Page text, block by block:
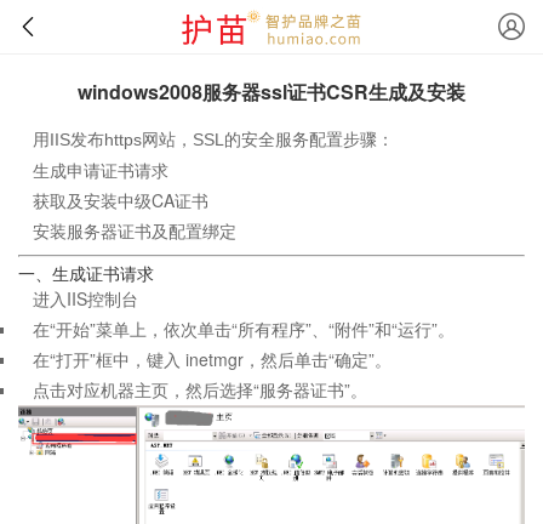
windows2008服务器ssl证书CSR生成及安装
用IIS发布https网站，SSL的安全服务配置步骤：
生成申请证书请求
获取及安装中级CA证书
安装服务器证书及配置绑定
一、生成证书请求
进入IIS控制台
在“开始”菜单上，依次单击“所有程序”、“附件”和“运行”。
在“打开”框中，键入 inetmgr，然后单击“确定”。
点击对应机器主页，然后选择“服务器证书”。